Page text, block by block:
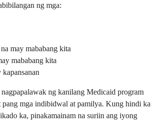
ng mga:
may mababang kita
mababang kita
ng kanilang Medicaid program
pang mga indibidwal at pamilya. Kung hindi ka
ka, pinakamainam na suriin ang iyong